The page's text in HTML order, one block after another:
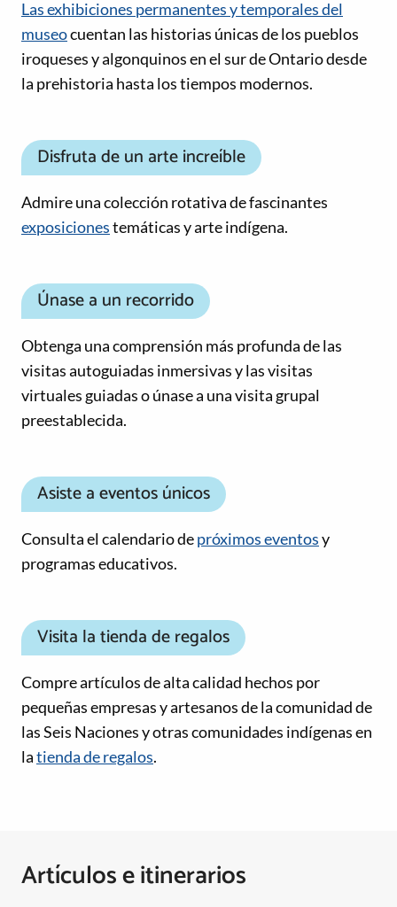
Las exhibiciones permanentes y temporales del
museocuentan las historias únicas de los pueblos
iroqueses y algonquinos en el sur de Ontario desde
la prehistoria hasta los tiempos modernos.
Disfruta de un arte increíble
Admire una colección rotativa de fascinantes
exposicionestemáticas y arte indígena.
Únase a un recorrido
Obtenga una comprensión más profunda de las
visitas autoguiadas inmersivas y las visitas
virtuales guiadas o únase a una visita grupal
preestablecida.
Asiste a eventos únicos
Consulta el calendario depróximos eventosy
programas educativos.
Visita la tienda de regalos
Compre artículos de alta calidad hechos por
pequeñas empresas y artesanos de la comunidad de
las Seis Naciones y otras comunidades indígenas en
latienda de regalos.
Artículos e itinerarios